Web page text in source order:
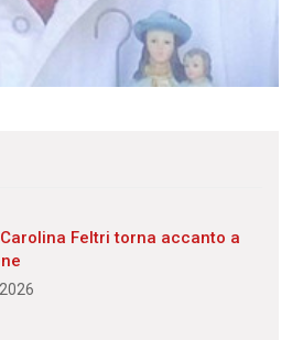
Feltri torna accanto a